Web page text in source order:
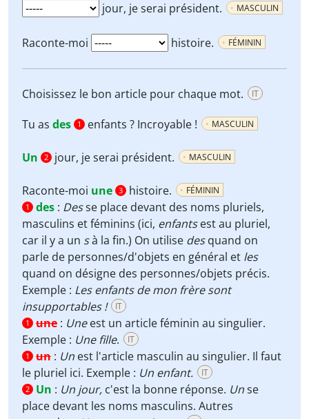
jour, je serai président. MASCULIN
Raconte-moi histoire. FÉMININ
Choisissez le bon article pour chaque mot. IT
Tu as des 1 enfants ? Incroyable ! MASCULIN
Un 2 jour, je serai président. MASCULIN
Raconte-moi une 3 histoire. FÉMININ
1 des : Desse place devant des noms pluriels,
masculins et féminins (ici, enfantsest au pluriel,
car il y a un sà la fin.) On utilise desquand on
parle de personnes/d'objets en général et les
quand on désigne des personnes/objets précis.
Exemple : Les enfants de mon frère sont
insupportables !
IT
1 une : Uneest un article féminin au singulier.
Exemple : Une fille. IT
1 un : Un est l'article masculin au singulier. Il faut
le pluriel ici. Exemple : Un enfant. IT
2 Un : Un jour, c'est la bonne réponse. Unse
place devant les noms masculins. Autres